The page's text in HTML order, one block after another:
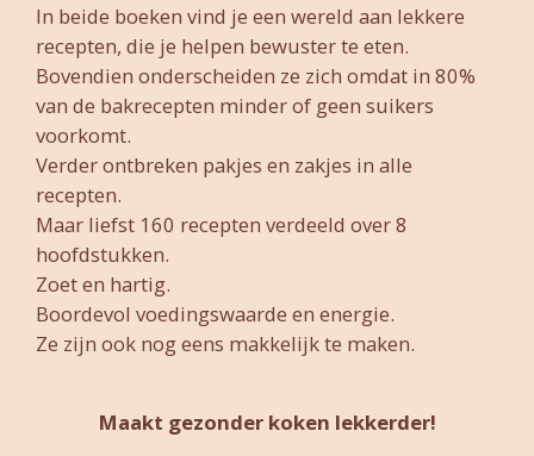
In beide boeken vind je een wereld aan lekkere
recepten, die je helpen bewuster te eten.
Bovendien onderscheiden ze zich omdat in 80%
van de bakrecepten minder of geen suikers
voorkomt.
Verder ontbreken pakjes en zakjes in alle
recepten.
Maar liefst 160 recepten verdeeld over 8
hoofdstukken.
Zoet en hartig.
Boordevol voedingswaarde en energie.
Ze zijn ook nog eens makkelijk te maken.
Maakt gezonder koken lekkerder!